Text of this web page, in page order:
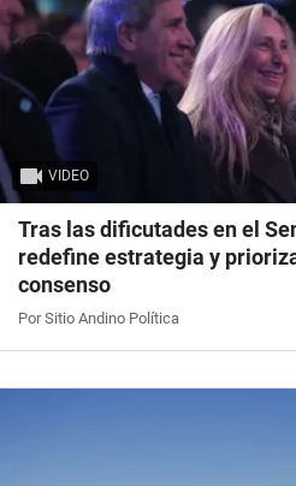
VIDEO
Tras las dificutades en el
redefine estrategia y
consenso
Por Sitio Andino Política